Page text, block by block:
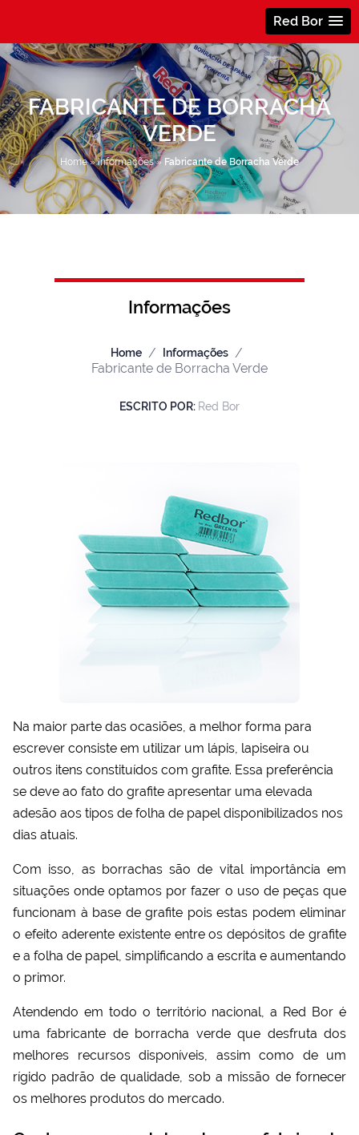
Red Bor
FABRICANTE DE BORRACHA
VERDE
Home»Informações » Fabricante de Borracha Verde
Informações
Home / Informações /
Fabricante de Borracha Verde
ESCRITO POR: Red Bor
Na maior parte das ocasiões, a melhor forma para
escrever consiste em utilizar um lápis, lapiseira ou
outros itens constituídos com grafite. Essa preferência
se deve ao fato do grafite apresentar uma elevada
adesão aos tipos de folha de papel disponibilizados nos
dias atuais.
Com isso, as borrachas são de vital importância em
situações onde optamos por fazer o uso de peças que
funcionam à base de grafite pois estas podem eliminar
o efeito aderente existente entre os depósitos de grafite
e a folha de papel, simplificando a escrita e aumentando
o primor.
Atendendo em todo o território nacional, a Red Bor é
umafabricante de borracha verdeque desfruta dos
melhores recursos disponíveis, assim como de um
rígido padrão de qualidade, sob a missão de fornecer
os melhores produtos do mercado.